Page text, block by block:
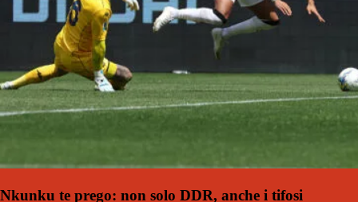
Nkunku te prego: non solo DDR, anche i tifosi